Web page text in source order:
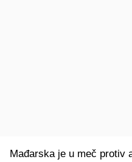
Mađarska je u meč protiv